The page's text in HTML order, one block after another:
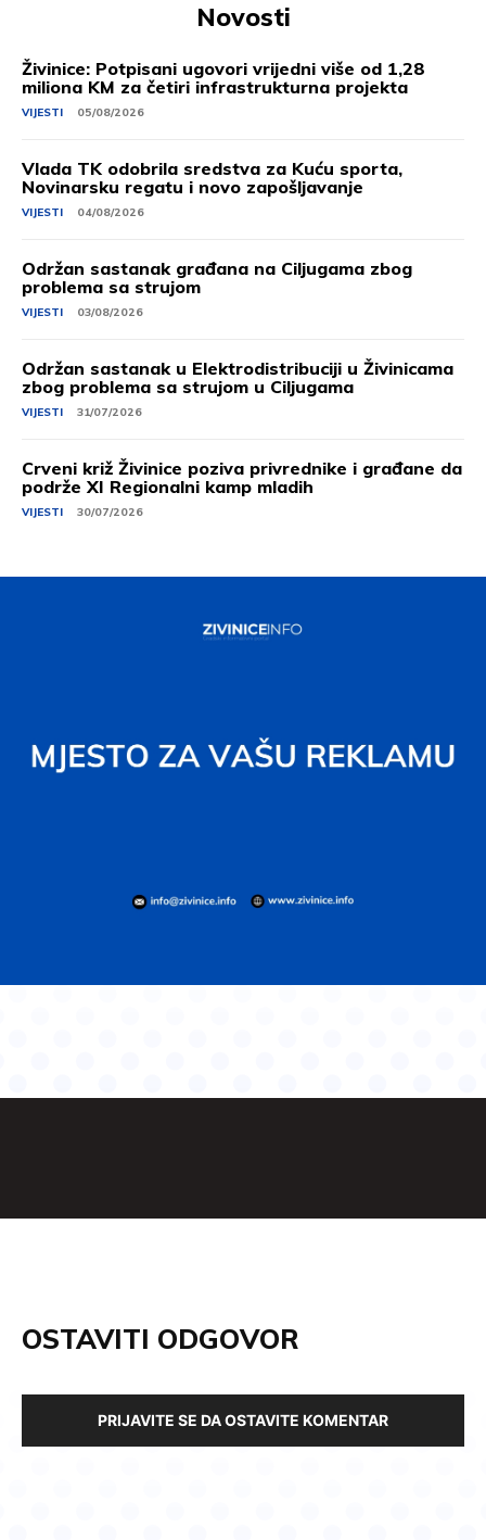
Novosti
Živinice: Potpisani ugovori vrijedni više od 1,28
miliona KM za četiri infrastrukturna projekta
VIJESTI 05/08/2026
Vlada TK odobrila sredstva za Kuću sporta,
Novinarsku regatu i novo zapošljavanje
VIJESTI 04/08/2026
Održan sastanak građana na Ciljugama zbog
problema sa strujom
VIJESTI 03/08/2026
Održan sastanak u Elektrodistribuciji u Živinicama
zbog problema sa strujom u Ciljugama
VIJESTI 31/07/2026
Crveni križ Živinice poziva privrednike i građane da
podrže XI Regionalni kamp mladih
VIJESTI 30/07/2026
OSTAVITI ODGOVOR
PRIJAVITE SE DA OSTAVITE KOMENTAR